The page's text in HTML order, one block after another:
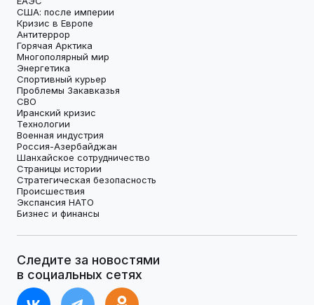
США: после империи
Кризис в Европе
Антитеррор
Горячая Арктика
Многополярный мир
Энергетика
Спортивный курьер
Проблемы Закавказья
СВО
Иранский кризис
Технологии
Военная индустрия
Россия-Азербайджан
Шанхайское сотрудничество
Страницы истории
Стратегическая безопасность
Происшествия
Экспансия НАТО
Бизнес и финансы
Следите за новостями
в социальных сетях